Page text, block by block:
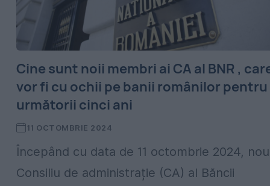
Cine sunt noii membri ai CA al BNR ,
vor fi cu ochii pe banii românilor pentru
următorii cinci ani
11 OCTOMBRIE 2024
Începând cu data de 11 octombrie 2024,
Consiliu de administrație (CA) al Băncii